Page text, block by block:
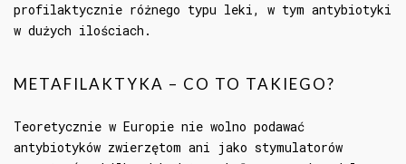
profilaktycznie różnego typu leki, w tym antybiotyki
w dużych ilościach.
METAFILAKTYKA – CO TO TAKIEGO?
Teoretycznie w Europie nie wolno podawać
antybiotyków zwierzętom ani jako stymulatorów